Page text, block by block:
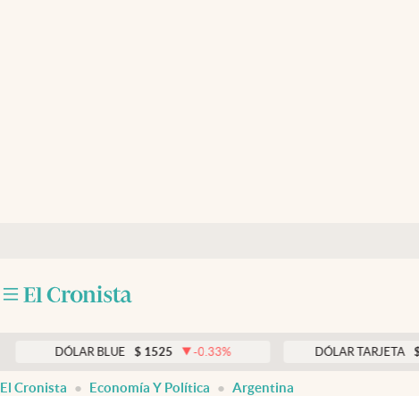
DÓLAR BLUE $ 1525 -0.33 % DÓLAR TARJETA $ 1976
El Cronista Economía Y Política Argentina